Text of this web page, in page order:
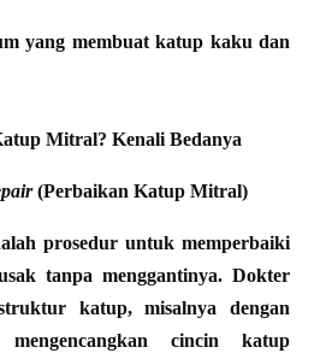
yang membuat katup kaku dan
Mitral? Kenali Bedanya
(Perbaikan Katup Mitral)
prosedur untuk memperbaiki
tanpa menggantinya. Dokter
katup, misalnya dengan
cincin katup